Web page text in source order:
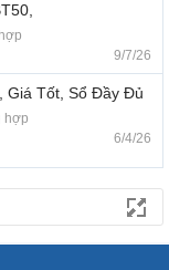
9/7/26
Giá Tốt, Sổ Đầy Đủ
hợp
6/4/26